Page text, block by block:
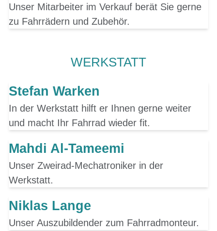
Unser Mitarbeiter im Verkauf berät Sie gerne
zu Fahrrädern und Zubehör.
WERKSTATT
Stefan Warken
In der Werkstatt hilft er Ihnen gerne weiter
und macht Ihr Fahrrad wieder fit.
Mahdi Al-Tameemi
Unser Zweirad-Mechatroniker in der
Werkstatt.
Niklas Lange
Unser Auszubildender zum Fahrradmonteur.